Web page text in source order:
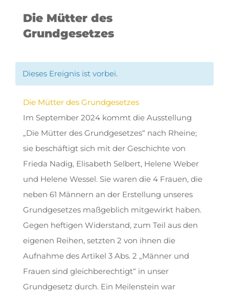
Die Mütter des
Grundgesetzes
Dieses Ereignis ist vorbei.
Die Mütter des Grundgesetzes
Im September 2024 kommt die Ausstellung
„Die Mütter des Grundgesetzes“ nach Rheine;
sie beschäftigt sich mit der Geschichte von
Frieda Nadig, Elisabeth Selbert, Helene Weber
und Helene Wessel. Sie waren die 4 Frauen, die
neben 61 Männern an der Erstellung unseres
Grundgesetzes maßgeblich mitgewirkt haben.
Gegen heftigen Widerstand, zum Teil aus den
eigenen Reihen, setzten 2 von ihnen die
Aufnahme des Artikel 3 Abs. 2 „Männer und
Frauen sind gleichberechtigt“ in unser
Grundgesetz durch. Ein Meilenstein war